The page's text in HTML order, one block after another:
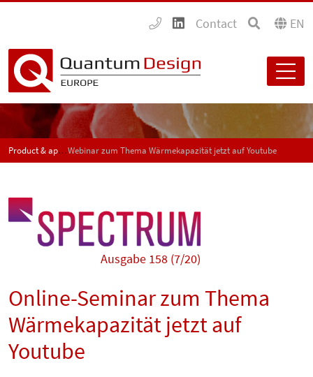
Contact EN
Product & application news - SPECTRUMWebinar zum Thema Wärmekapazität jetzt auf Youtube
Ausgabe 158 (7/20)
Online-Seminar zum Thema
Wärmekapazität jetzt auf
Youtube